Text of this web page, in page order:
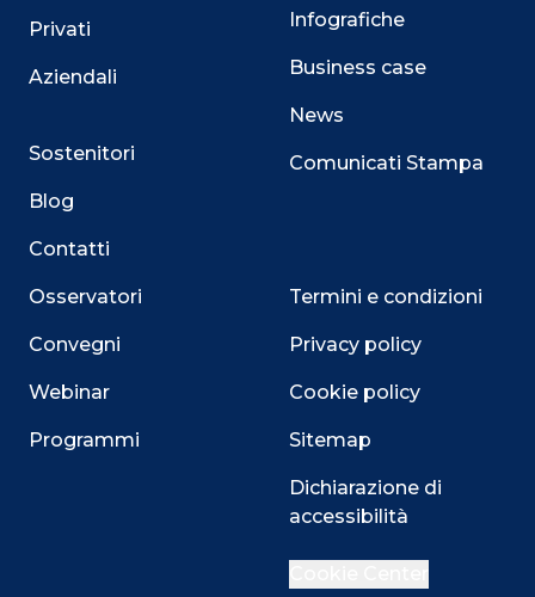
Privati
Aziendali
Sostenitori
Blog
Contatti
Osservatori
Convegni
Webinar
Programmi
Infografiche
Business case
News
Comunicati Stampa
Termini e condizioni
Privacy policy
Cookie policy
Sitemap
Dichiarazione di
accessibilità